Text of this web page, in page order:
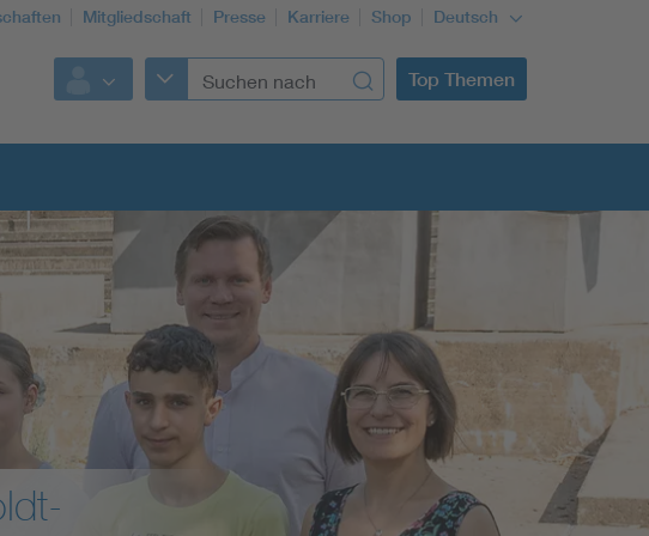
Mitgliedschaft Presse Karriere Shop Deutsch
Top Themen
Building Services Engineering
Information and communications technology ICT
Education + profession
und